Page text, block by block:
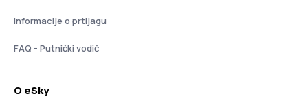
Informacije o prtljagu
FAQ - Putnički vodič
O eSky